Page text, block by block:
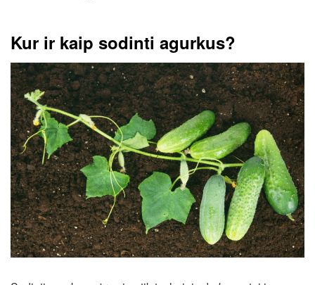
Kur ir kaip sodinti agurkus?